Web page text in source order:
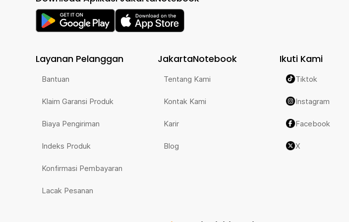
Layanan Pelanggan
Bantuan
Klaim Garansi Produk
Biaya Pengiriman
Indeks Produk
Konfirmasi Pembayaran
Lacak Pesanan
JakartaNotebook
Tentang Kami
Kontak Kami
Karir
Blog
Ikuti Kami
Tiktok
Instagram
Facebook
X